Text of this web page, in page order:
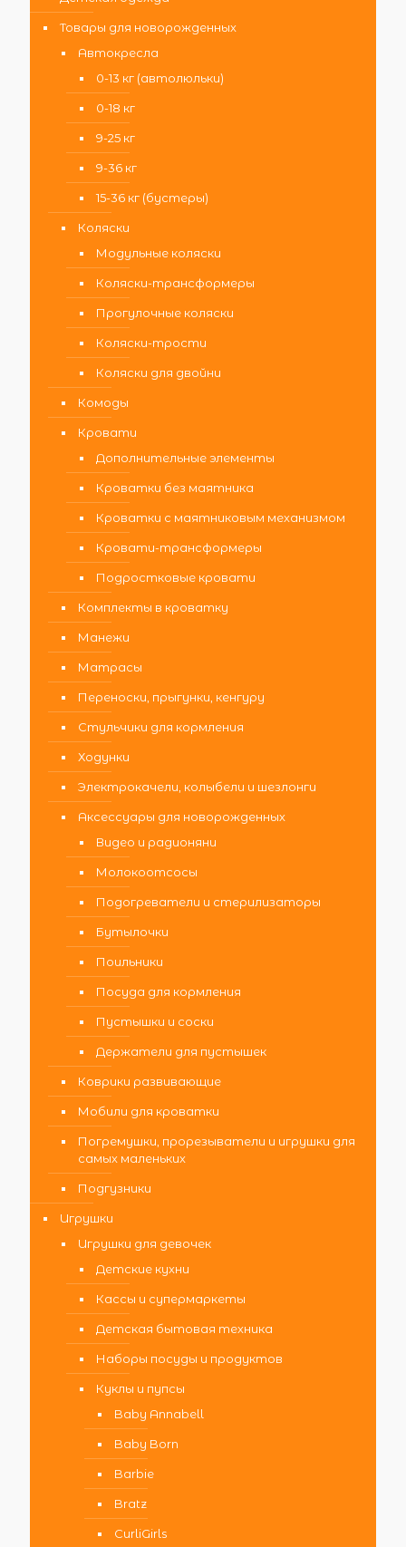
Товары для новорожденных
Автокресла
0-13 кг (автолюльки)
0-18 кг
9-25 кг
9-36 кг
15-36 кг (бустеры)
Коляски
Модульные коляски
Коляски-трансформеры
Прогулочные коляски
Коляски-трости
Коляски для двойни
Комоды
Кровати
Дополнительные элементы
Кроватки без маятника
Кроватки с маятниковым механизмом
Кровати-трансформеры
Подростковые кровати
Комплекты в кроватку
Манежи
Матрасы
Переноски, прыгунки, кенгуру
Стульчики для кормления
Ходунки
Электрокачели, колыбели и шезлонги
Аксессуары для новорожденных
Видео и радионяни
Молокоотсосы
Подогреватели и стерилизаторы
Бутылочки
Поильники
Посуда для кормления
Пустышки и соски
Держатели для пустышек
Коврики развивающие
Мобили для кроватки
Погремушки, прорезыватели и игрушки для
самых маленьких
Подгузники
Игрушки
Игрушки для девочек
Детские кухни
Кассы и супермаркеты
Детская бытовая техника
Наборы посуды и продуктов
Куклы и пупсы
Baby Annabell
Baby Born
Barbie
Bratz
CurliGirls